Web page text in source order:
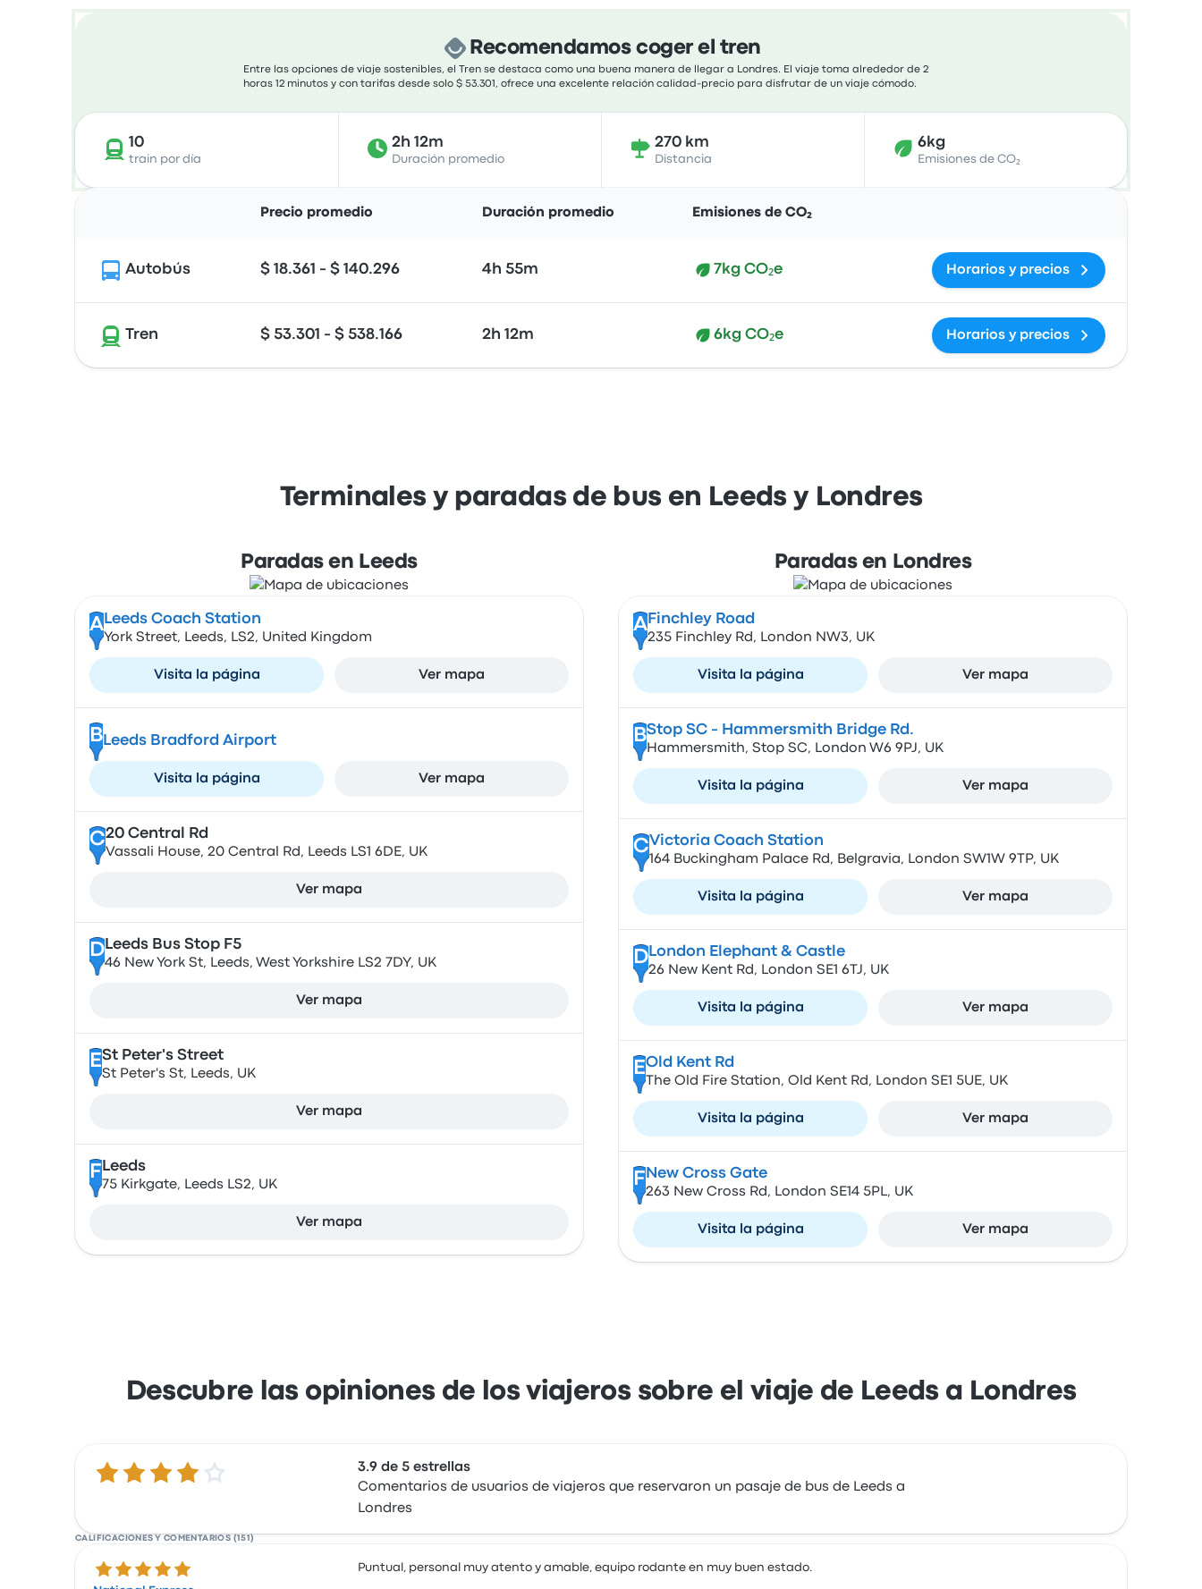
Recomendamos coger el tren
Entre las opciones de viaje sostenibles, el Tren se destaca como una buena manera de llegar a Londres. El viaje toma alrededor de 2
horas 12 minutos y con tarifas desde solo $ 53.301, ofrece una excelente relación calidad-precio para disfrutar de un viaje cómodo.
10
train por día
2h 12m
Duración promedio
270 km
Distancia
6kg
Emisiones de CO₂
Precio promedio Duración promedio Emisiones de CO₂
Autobús $ 18.361 - $ 140.296 4h 55m 7kg CO₂e Horarios y precios
Tren $ 53.301 - $ 538.166 2h 12m 6kg CO₂e Horarios y precios
Terminales y paradas de bus en Leeds y Londres
Paradas en Leeds
A Leeds Coach Station
York Street, Leeds, LS2, United Kingdom
Visita la página Ver mapa
BLeeds Bradford Airport
Visita la página Ver mapa
C20 Central Rd
Vassali House, 20 Central Rd, Leeds LS1 6DE, UK
Ver mapa
DLeeds Bus Stop F5
46 New York St, Leeds, West Yorkshire LS2 7DY, UK
Ver mapa
ESt Peter's Street
St Peter's St, Leeds, UK
Ver mapa
F Leeds
75 Kirkgate, Leeds LS2, UK
Ver mapa
Paradas en Londres
A Finchley Road
235 Finchley Rd, London NW3, UK
Visita la página Ver mapa
BStop SC - Hammersmith Bridge Rd.
Hammersmith, Stop SC, London W6 9PJ, UK
Visita la página Ver mapa
CVictoria Coach Station
164 Buckingham Palace Rd, Belgravia, London SW1W 9TP, UK
Visita la página Ver mapa
DLondon Elephant & Castle
26 New Kent Rd, London SE1 6TJ, UK
Visita la página Ver mapa
EOld Kent Rd
The Old Fire Station, Old Kent Rd, London SE1 5UE, UK
Visita la página Ver mapa
F New Cross Gate
263 New Cross Rd, London SE14 5PL, UK
Visita la página Ver mapa
Descubre las opiniones de los viajeros sobre el viaje de Leeds a Londres
3.9 de 5 estrellas
3.9 de 5 estrellas
Comentarios de usuarios de viajeros que reservaron un pasaje de bus de Leeds a
Londres
CALIFICACIONES Y COMENTARIOS (151)
Puntual, personal muy atento y amable, equipo rodante en muy buen estado.
5.0 de 5 estrellas